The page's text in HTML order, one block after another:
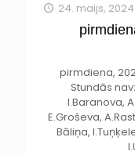
24. maijs, 2024
pirmdiena,
Stundās
I.Baranova,
E.Groševa,
Bāliņa,